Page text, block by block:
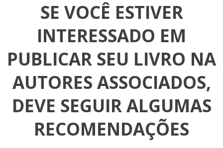
SE VOCÊ ESTIVER
INTERESSADO EM
PUBLICAR SEU LIVRO NA
AUTORES ASSOCIADOS,
DEVE SEGUIR ALGUMAS
RECOMENDAÇÕES